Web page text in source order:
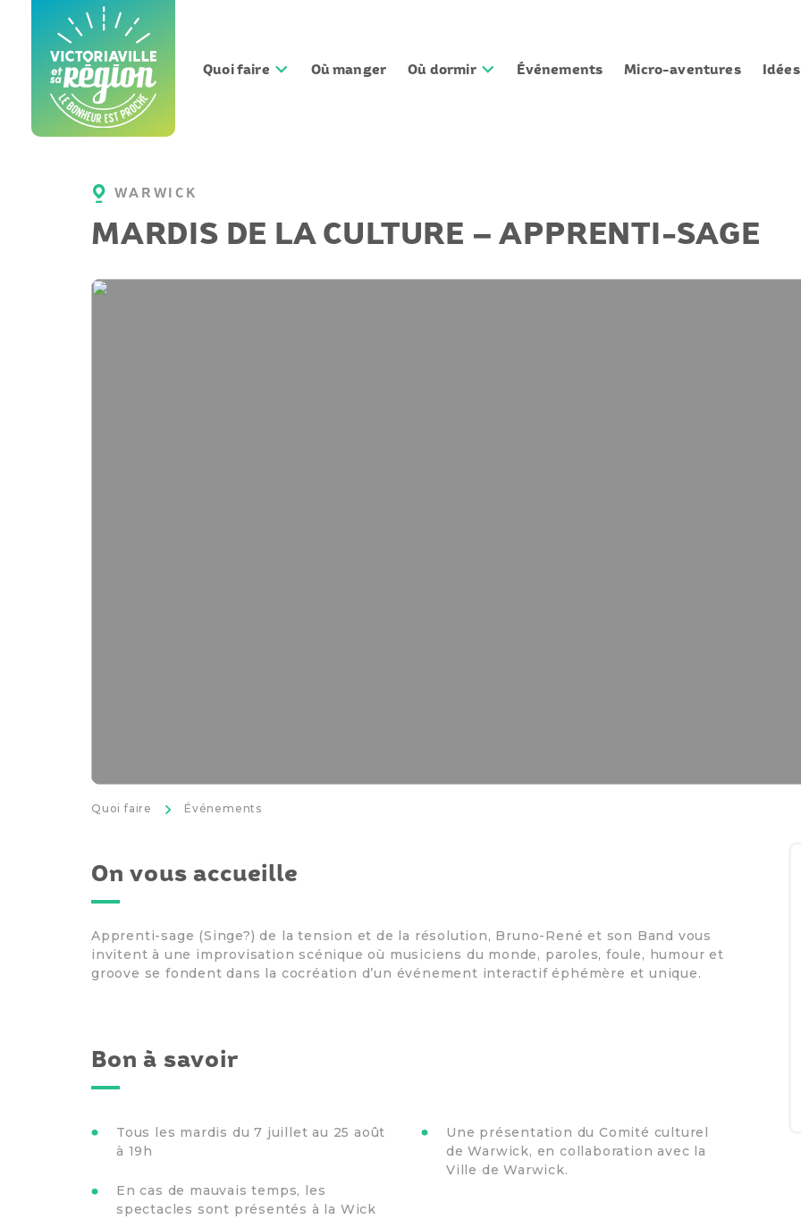
contenu
Quoi faire Où manger Où dormir Événements Micro-aventures
WARWICK
MARDIS DE LA CULTURE – APPRENTI-SAGE
Quoi faire >
Événements
On vous accueille
Apprenti-sage (Singe?) de la tension et de la résolution, Bruno-René et son Band vous
invitent à une improvisation scénique où musiciens du monde, paroles, foule, humour et
groove se fondent dans la cocréation d’un événement interactif éphémère et unique.
Bon à savoir
Tous les mardis du 7 juillet au 25 août
à 19h
En cas de mauvais temps, les
spectacles sont présentés à la Wick
Une présentation du Comité culturel
de Warwick, en collaboration avec la
Ville de Warwick.